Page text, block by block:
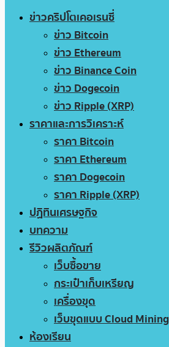
ข่าวคริปโตเคอเรนซี่
ข่าว Bitcoin
ข่าว Ethereum
ข่าว Binance Coin
ข่าว Dogecoin
ข่าว Ripple (XRP)
ราคาและการวิเคราะห์
ราคา Bitcoin
ราคา Ethereum
ราคา Dogecoin
ราคา Ripple (XRP)
ปฏิทินเศรษฐกิจ
บทความ
รีวิวผลิตภัณฑ์
เว็บซื้อขาย
กระเป๋าเก็บเหรียญ
เครื่องขุด
เว็บขุดแบบ Cloud Mining
ห้องเรียน